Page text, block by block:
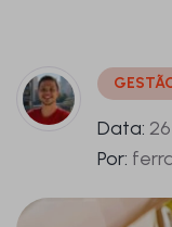
Data:
Por: